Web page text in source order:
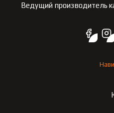
Ведущий производитель